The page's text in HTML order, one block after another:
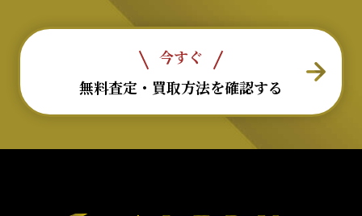
今すぐ
無料査定・買取方法を確認する